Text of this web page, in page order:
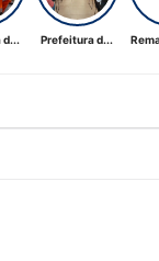
d... Prefeitura d...